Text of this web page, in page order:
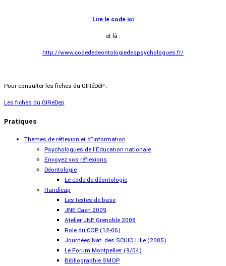
Lire le code ici
et là :
http://www.codededeontologiedespsychologues.fr/
Pour consulter les fiches du GIRéDéP :
Les fiches du GIReDep
Pratiques
Thèmes de réflexion et d"information
Psychologues de l'Education nationale
Envoyez vos réflexions
Déontologie
Le code de déontologie
Handicap
Les textes de base
JNE Caen 2009
Atelier JNE Grenoble 2008
Role du COP (12-06)
Journées Nat. des SCUIO Lille (2005)
Le Forum Montpellier (9/04)
Bibliographie SMOP